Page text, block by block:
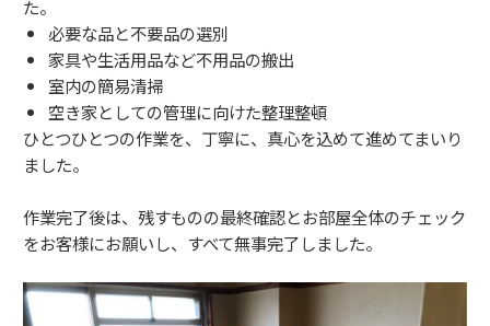
た。
必要な品と不要品の選別
家具や生活用品など不用品の搬出
室内の簡易清掃
空き家としての管理に向けた整理整頓
ひとつひとつの作業を、丁寧に、真心を込めて進めてまいり
ました。
作業完了後は、残すものの最終確認とお部屋全体のチェック
をお客様にお願いし、すべて無事完了しました。